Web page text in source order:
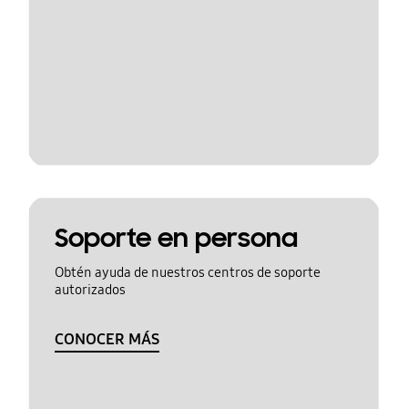
Soporte en persona
Obtén ayuda de nuestros centros de soporte
autorizados
CONOCER MÁS